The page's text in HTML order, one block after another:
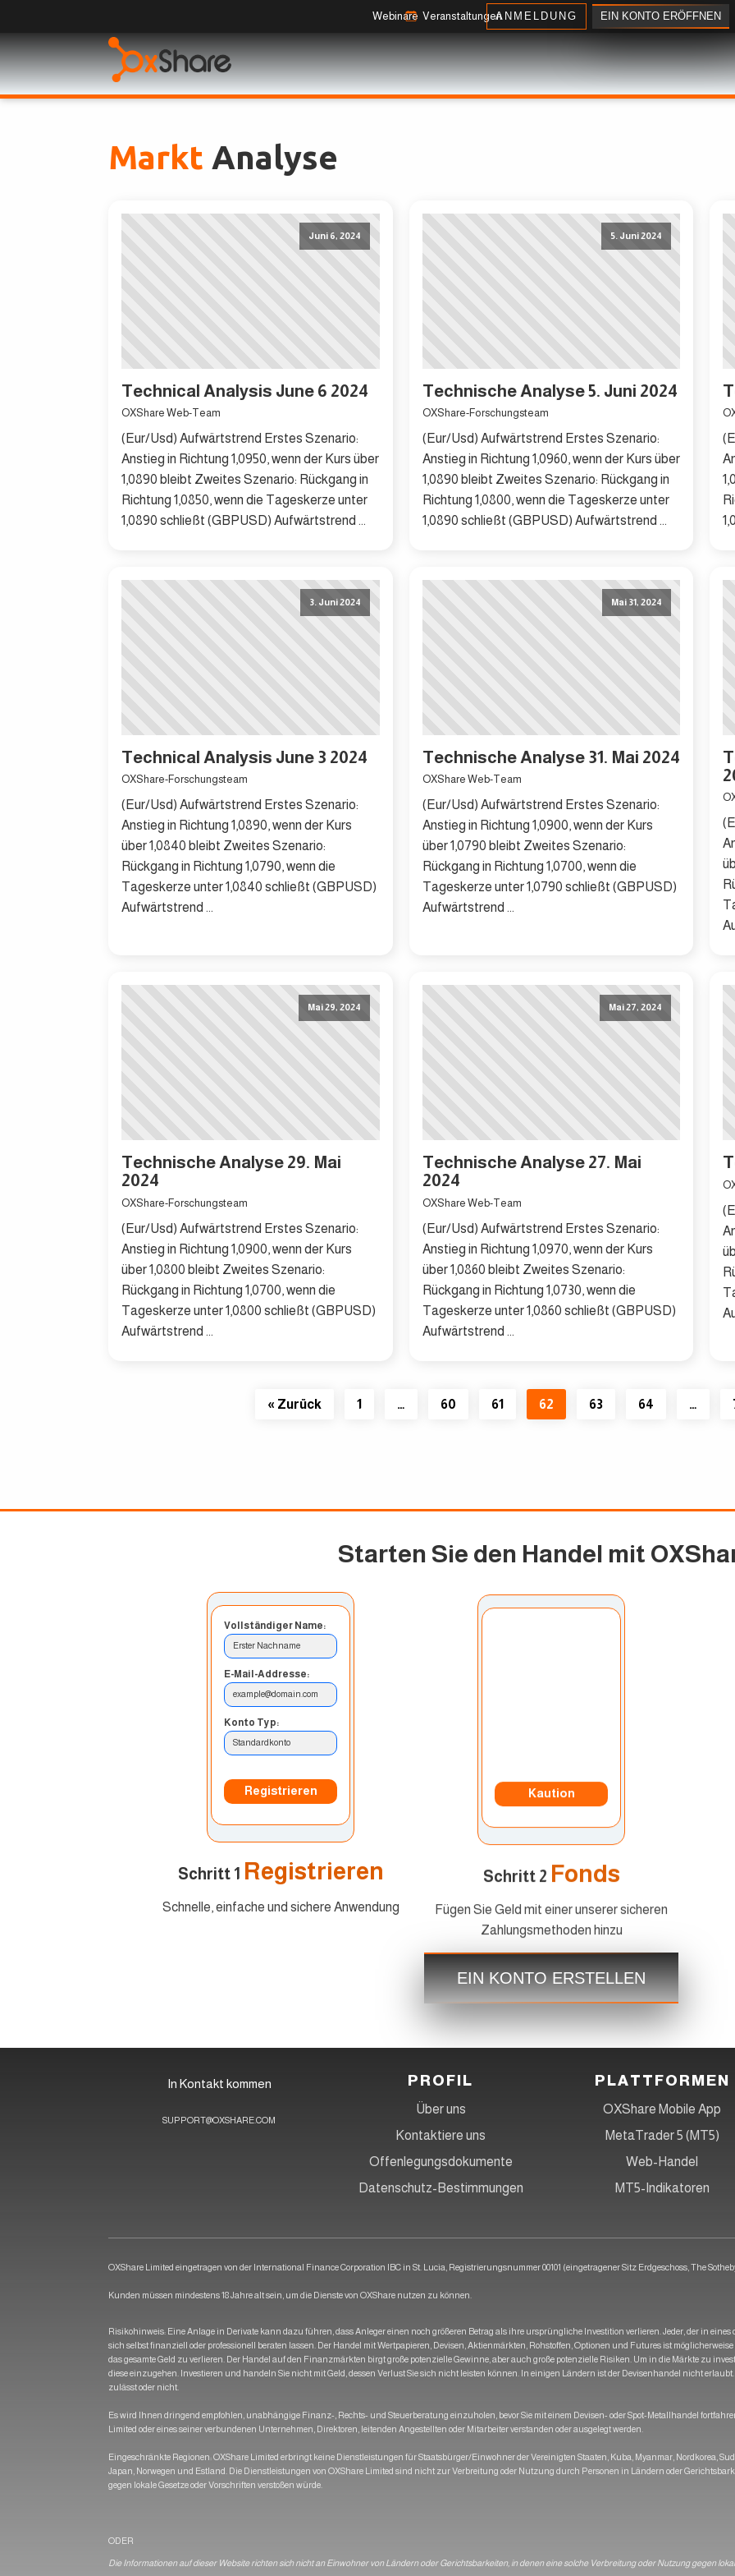
Webinare VeranstaltungenANMELDUNG EIN KONTO ERÖFFNEN
Markt Analyse
Juni 6, 2024
Technical Analysis June 6 2024
OXShare Web-Team
(Eur/Usd) Aufwärtstrend Erstes Szenario:
Anstieg in Richtung 1,0950, wenn der Kurs über
1,0890 bleibt Zweites Szenario: Rückgang in
Richtung 1,0850, wenn die Tageskerze unter
1,0890 schließt (GBPUSD) Aufwärtstrend ...
5. Juni 2024
Technische Analyse 5. Juni 2024
OXShare-Forschungsteam
(Eur/Usd) Aufwärtstrend Erstes Szenario:
Anstieg in Richtung 1,0960, wenn der Kurs über
1,0890 bleibt Zweites Szenario: Rückgang in
Richtung 1,0800, wenn die Tageskerze unter
1,0890 schließt (GBPUSD) Aufwärtstrend ...
3. Juni 2024
Technical Analysis June 3 2024
OXShare-Forschungsteam
(Eur/Usd) Aufwärtstrend Erstes Szenario:
Anstieg in Richtung 1,0890, wenn der Kurs
über 1,0840 bleibt Zweites Szenario:
Rückgang in Richtung 1,0790, wenn die
Tageskerze unter 1,0840 schließt (GBPUSD)
Aufwärtstrend ...
Mai 31, 2024
Technische Analyse 31. Mai 2024
OXShare Web-Team
(Eur/Usd) Aufwärtstrend Erstes Szenario:
Anstieg in Richtung 1,0900, wenn der Kurs
über 1,0790 bleibt Zweites Szenario:
Rückgang in Richtung 1,0700, wenn die
Tageskerze unter 1,0790 schließt (GBPUSD)
Aufwärtstrend ...
Mai 29, 2024
Technische Analyse 29. Mai
2024
OXShare-Forschungsteam
(Eur/Usd) Aufwärtstrend Erstes Szenario:
Anstieg in Richtung 1,0900, wenn der Kurs
über 1,0800 bleibt Zweites Szenario:
Rückgang in Richtung 1,0700, wenn die
Tageskerze unter 1,0800 schließt (GBPUSD)
Aufwärtstrend ...
Mai 27, 2024
Technische Analyse 27. Mai
2024
OXShare Web-Team
(Eur/Usd) Aufwärtstrend Erstes Szenario:
Anstieg in Richtung 1,0970, wenn der Kurs
über 1,0860 bleibt Zweites Szenario:
Rückgang in Richtung 1,0730, wenn die
Tageskerze unter 1,0860 schließt (GBPUSD)
Aufwärtstrend ...
« Zurück 1 … 60 61 62 63 64 …
Starten Sie den Handel mit
Vollständiger Name:
Erster Nachname
E-Mail-Addresse:
example@domain.com
Konto Typ:
Standardkonto
Registrieren
Schritt 1 Registrieren
Schnelle, einfache und sichere Anwendung
Kaution
Schritt 2 Fonds
Fügen Sie Geld mit einer unserer sicheren
Zahlungsmethoden hinzu
EIN KONTO ERSTELLEN
In Kontakt kommen
SUPPORT@OXSHARE.COM
PROFIL
Über uns
Kontaktiere uns
Offenlegungsdokumente
Datenschutz-Bestimmungen
PLATTFORMEN
OXShare Mobile App
MetaTrader 5 (MT5)
Web-Handel
MT5-Indikatoren
OXShare Limited eingetragen von der International Finance Corporation IBC in St. Lucia, Registrierungsnummer 00101 (eingetragener Sitz Erdgeschoss, The
Kunden müssen mindestens 18 Jahre alt sein, um die Dienste von OXShare nutzen zu können.
Risikohinweis: Eine Anlage in Derivate kann dazu führen, dass Anleger einen noch größeren Betrag als ihre ursprüngliche Investition verlieren. Jeder, der in
sich selbst finanziell oder professionell beraten lassen. Der Handel mit Wertpapieren, Devisen, Aktienmärkten, Rohstoffen, Optionen und Futures ist
das gesamte Geld zu verlieren. Der Handel auf den Finanzmärkten birgt große potenzielle Gewinne, aber auch große potenzielle Risiken. Um in die Märkte zu
diese einzugehen. Investieren und handeln Sie nicht mit Geld, dessen Verlust Sie sich nicht leisten können. In einigen Ländern ist der Devisenhandel nicht erlaubt.
zulässt oder nicht.
Es wird Ihnen dringend empfohlen, unabhängige Finanz-, Rechts- und Steuerberatung einzuholen, bevor Sie mit einem Devisen- oder Spot-Metallhandel
Limited oder eines seiner verbundenen Unternehmen, Direktoren, leitenden Angestellten oder Mitarbeiter verstanden oder ausgelegt werden.
Eingeschränkte Regionen: OXShare Limited erbringt keine Dienstleistungen für Staatsbürger/Einwohner der Vereinigten Staaten, Kuba, Myanmar, Nordkorea,
Japan, Norwegen und Estland. Die Dienstleistungen von OXShare Limited sind nicht zur Verbreitung oder Nutzung durch Personen in Ländern oder
gegen lokale Gesetze oder Vorschriften verstoßen würde.
ODER
Die Informationen auf dieser Website richten sich nicht an Einwohner von Ländern oder Gerichtsbarkeiten, in denen eine solche Verbreitung oder Nutzung gegen